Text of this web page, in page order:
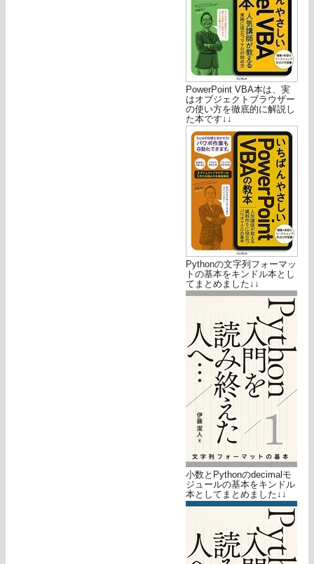
PowerPoint VBA本は、実
はオブジェクトブラウザー
の使い方を徹底的に解説し
た本です↓↓
Pythonの文字列フォーマッ
トの基本をキンドル本とし
てまとめました↓↓
小数とPythonのdecimalモ
ジュールの基本をキンドル
本としてまとめました↓↓